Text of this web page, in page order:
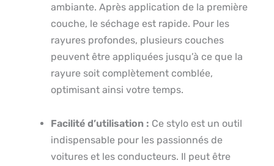
ambiante. Après application de la première
couche, le séchage est rapide. Pour les
rayures profondes, plusieurs couches
peuvent être appliquées jusqu’à ce que la
rayure soit complètement comblée,
optimisant ainsi votre temps.
Facilité d’utilisation : Ce stylo est un outil
indispensable pour les passionnés de
voitures et les conducteurs. Il peut être